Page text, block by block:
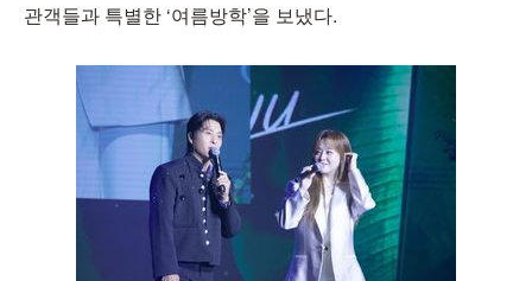
관객들과 특별한 ‘여름방학’을 보냈다.